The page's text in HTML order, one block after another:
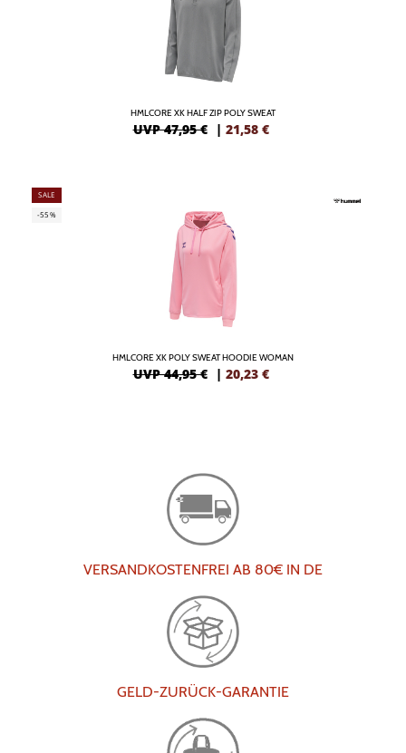
HMLCORE XK HALF ZIP POLY SWEAT
UVP 47,95 € | 21,58 €
SALE
-55%
HMLCORE XK POLY SWEAT HOODIE WOMAN
UVP 44,95 € | 20,23 €
VERSANDKOSTENFREI AB 80€ IN DE
GELD-ZURÜCK-GARANTIE